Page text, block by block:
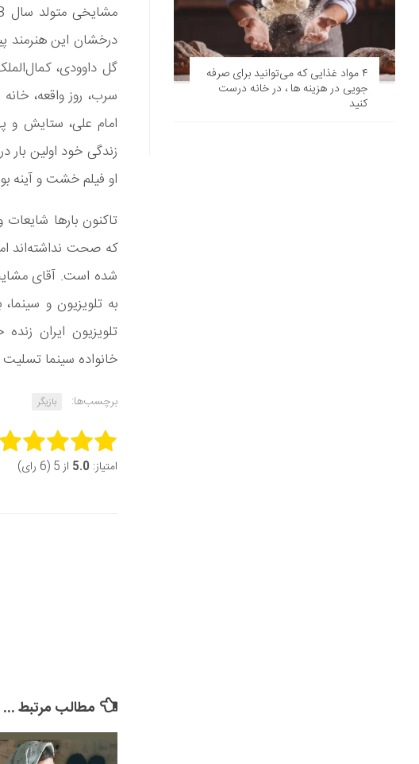
درخشان این هنرمند
گل داوودی،
سرب، روز واقعه،
امام علی، ستایش و
او فیلم خشت و آینه
تاکنون بارها
که صحت نداشته‌اند
شده است. آقای
به تلویزیون و
تلویزیون ایران
خانواده سینما
برچسب‌ها: بازیگر
Rate this item:
امتیاز: 5.0 از 5 (6 رای)
مطالب مرتبط ...
۴ مواد غذایی که می‌توانید برای صرفه
‌جویی در هزینه‌ ها ، در خانه درست
کنید